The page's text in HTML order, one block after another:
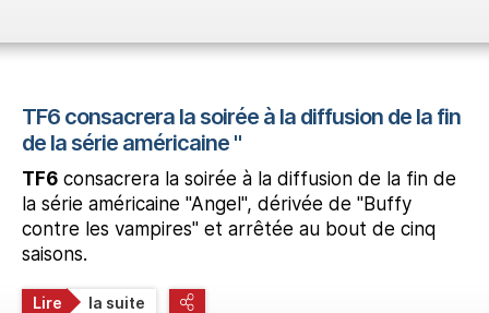
TF6 consacrera la soirée à la diffusion de la fin
de la série américaine "
TF6 consacrera la soirée à la diffusion de la fin de
la série américaine "Angel", dérivée de "Buffy
contre les vampires" et arrêtée au bout de cinq
saisons.
Lire la suite